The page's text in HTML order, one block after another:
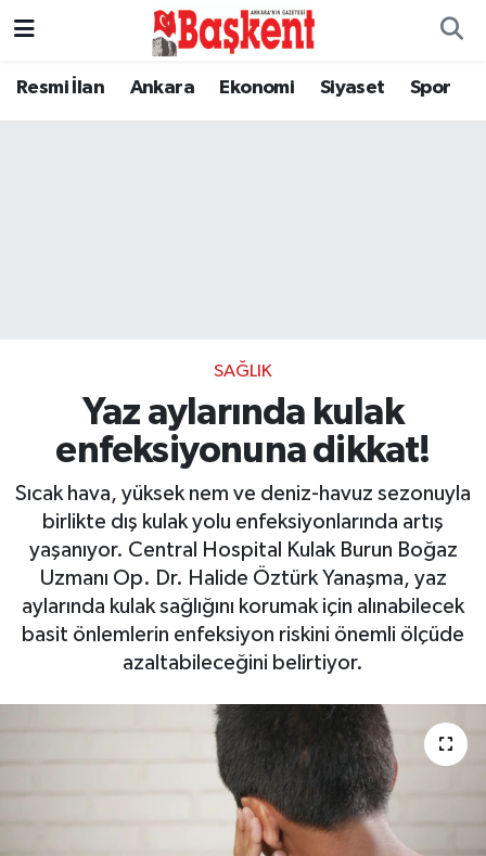
Resmi İlan Ankara Ekonomi Siyaset Spor
SAĞLIK
Yaz aylarında kulak
enfeksiyonuna dikkat!
Sıcak hava, yüksek nem ve deniz-havuz sezonuyla
birlikte dış kulak yolu enfeksiyonlarında artış
yaşanıyor. Central Hospital Kulak Burun Boğaz
Uzmanı Op. Dr. Halide Öztürk Yanaşma, yaz
aylarında kulak sağlığını korumak için alınabilecek
basit önlemlerin enfeksiyon riskini önemli ölçüde
azaltabileceğini belirtiyor.